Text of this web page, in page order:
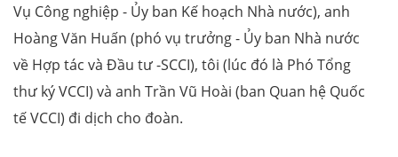
Vụ Công nghiệp - Ủy ban Kế hoạch Nhà nước), anh
Hoàng Văn Huấn (phó vụ trưởng - Ủy ban Nhà nước
về Hợp tác và Đầu tư -SCCI), tôi (lúc đó là Phó Tổng
thư ký VCCI) và anh Trần Vũ Hoài (ban Quan hệ Quốc
tế VCCI) đi dịch cho đoàn.